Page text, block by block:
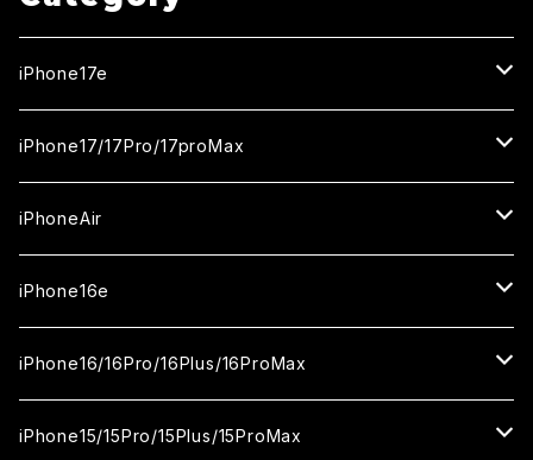
iPhone17e
ガラスフィルム
セラミックフィルム
カメラ用フィルム
iPhone17/17Pro/17proMax
iPhone17
ガラスフィルム
セラミックフィルム
iPhone17Pro
ガラスフィルム
セラミックフィルム
iPhone17proMax
ガラスフィルム
iPhoneAir
ガラスフィルム
セラミックフィルム
カメラ用フィルム
iPhone16e
ガラスフィルム
セラミックフィルム
iPhone16/16Pro/16Plus/16ProMax
iPhone16
iPhone15/15Pro/15Plus/15ProMax